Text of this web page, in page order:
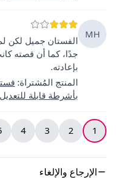
MH
الفستان جميل لكن
جدًا، كما أن قصته
بإعادته.
المنتج المُشتراة:
بأشرطة قابلة للتعديل
1
2
3
4
الإرجاع والإلغاء